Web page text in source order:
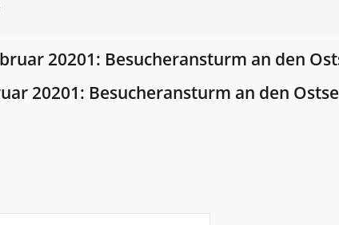
20201: Besucheransturm an den
20201: Besucheransturm an den